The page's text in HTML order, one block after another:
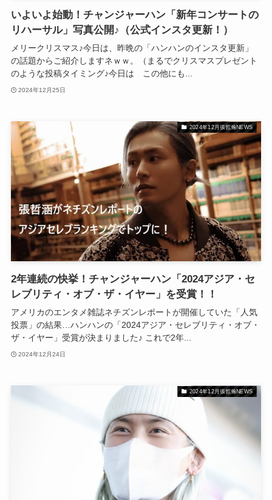
いよいよ始動！チャンジャーハン「新年コンサートの
リハーサル」写真公開♪（公式インスタ更新！）
メリークリスマス♪今日は、昨晩の「ハンハンのインスタ更新」
の話題からご紹介しますネｗｗ。（まるでクリスマスプレゼント
のような投稿タイミング♪今日は この他にも...
2024年12月25日
2024年12月張哲瀚NEWS
2年連続の快挙！チャンジャーハン「2024アジア・セ
レブリティ・オブ・ザ・イヤー」を受賞！！
アメリカのエンタメ雑誌ネチズンレポートが開催していた「人気
投票」の結果…ハンハンの「2024アジア・セレブリティ・オブ・
ザ・イヤー」受賞が決まりました♪ これで2年...
2024年12月24日
2024年12月張哲瀚NEWS